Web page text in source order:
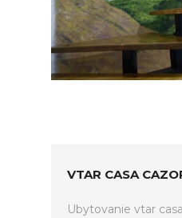
VTAR CASA
Ubytovanie vtar